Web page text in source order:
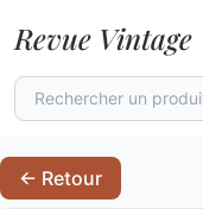
Revue Vintage
← Retour